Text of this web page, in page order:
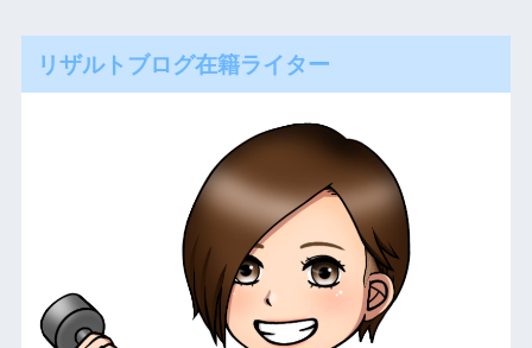
リザルトブログ在籍ライター